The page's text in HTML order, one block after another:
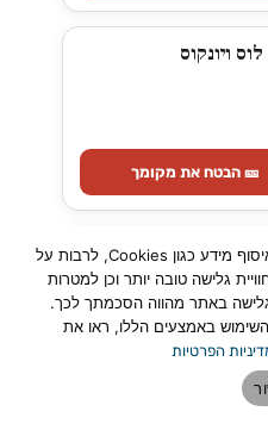
🎫 הבטח את מקומך
אגדת הטנגו העולמי מרכוס אשלה - Tango
🎫 הבטח את מקומך
באתר זה נעשה שימוש בטכנולוגיות איסוף מידע כגון Cookies, לרבות על
גלישה טובה יותר וכן למטרות
גלישה באתר מהווה הסכמתך לכך.
באמצעים הללו, ראו את
הפרטיות